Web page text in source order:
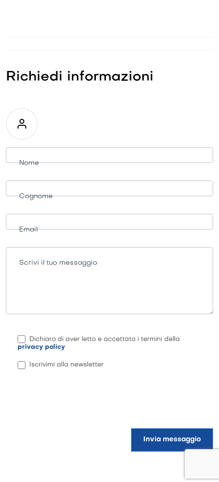
Richiedi informazioni
Richiesta
informazioni
Nome
Cognome
Email
Scrivi il tuo messaggio
Dichiaro di aver letto e accettato i termini della
privacy policy
Iscrivimi alla newsletter
Invia messaggio